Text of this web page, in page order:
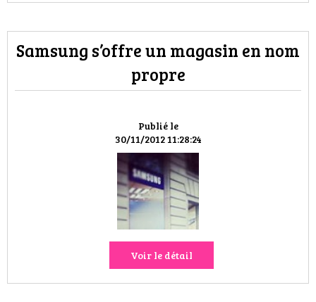
Publié le
30/11/2012 11:28:24
Samsung s’offre un magasin en nom
propre
Voir le détail